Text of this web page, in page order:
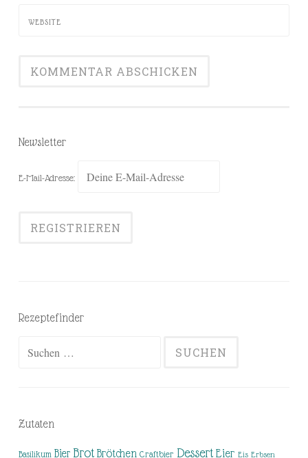
WEBSITE
Newsletter
E-Mail-Adresse:
Rezeptefinder
Zutaten
Basilikum Bier Brot Brötchen Craftbier Dessert Eier Eis Erbsen